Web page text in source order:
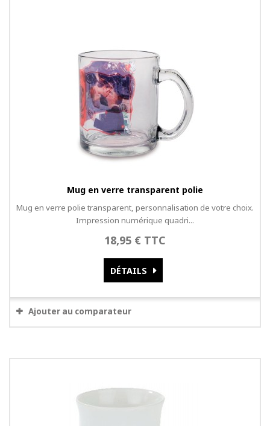
Mug en verre transparent polie
Mug en verre polie transparent, personnalisation de votre choix.
Impression numérique quadri...
18,95 € TTC
DÉTAILS
Ajouter au comparateur